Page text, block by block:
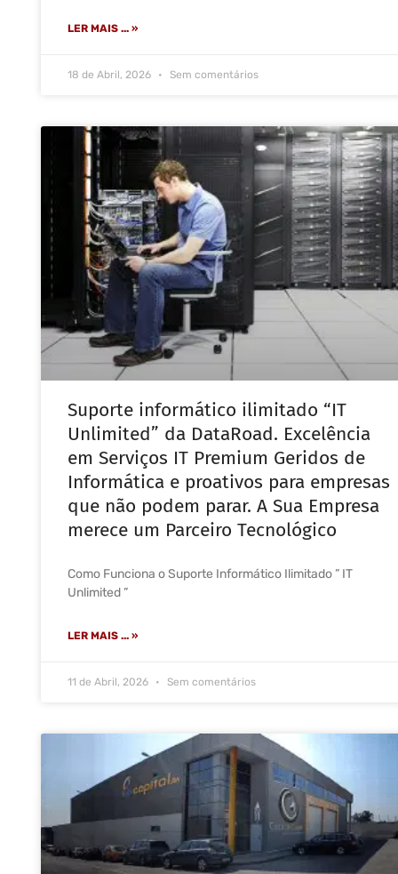
LER MAIS ... »
18 de Abril, 2026 Sem comentários
Suporte informático ilimitado “IT
Unlimited” da DataRoad. Excelência
em Serviços IT Premium Geridos de
Informática e proativos para empresas
que não podem parar. A Sua Empresa
merece um Parceiro Tecnológico
Como Funciona o Suporte Informático Ilimitado ” IT
Unlimited ”
LER MAIS ... »
11 de Abril, 2026 Sem comentários